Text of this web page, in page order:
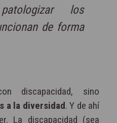
los
de forma
discapacidad, sino
a la diversidad. Y de ahí
La discapacidad (sea